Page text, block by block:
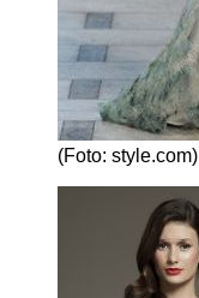
(Foto: style.com)